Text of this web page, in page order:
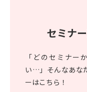
セミナ
「どのセミナー
い…」そんなあな
ーはこちら！